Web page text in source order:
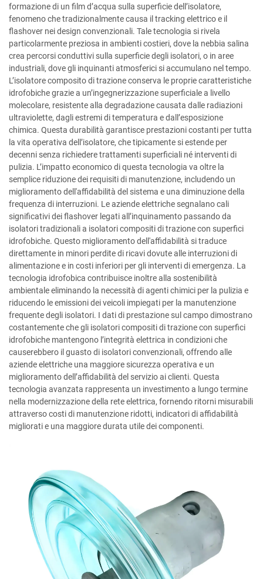
formazione di un film d’acqua sulla superficie dell’isolatore,
fenomeno che tradizionalmente causa il tracking elettrico e il
flashover nei design convenzionali. Tale tecnologia si rivela
particolarmente preziosa in ambienti costieri, dove la nebbia salina
crea percorsi conduttivi sulla superficie degli isolatori, o in aree
industriali, dove gli inquinanti atmosferici si accumulano nel tempo.
L’isolatore composito di trazione conserva le proprie caratteristiche
idrofobiche grazie a un’ingegnerizzazione superficiale a livello
molecolare, resistente alla degradazione causata dalle radiazioni
ultraviolette, dagli estremi di temperatura e dall’esposizione
chimica. Questa durabilità garantisce prestazioni costanti per tutta
la vita operativa dell’isolatore, che tipicamente si estende per
decenni senza richiedere trattamenti superficiali né interventi di
pulizia. L’impatto economico di questa tecnologia va oltre la
semplice riduzione dei requisiti di manutenzione, includendo un
miglioramento dell'affidabilità del sistema e una diminuzione della
frequenza di interruzioni. Le aziende elettriche segnalano cali
significativi dei flashover legati all’inquinamento passando da
isolatori tradizionali a isolatori compositi di trazione con superfici
idrofobiche. Questo miglioramento dell'affidabilità si traduce
direttamente in minori perdite di ricavi dovute alle interruzioni di
alimentazione e in costi inferiori per gli interventi di emergenza. La
tecnologia idrofobica contribuisce inoltre alla sostenibilità
ambientale eliminando la necessità di agenti chimici per la pulizia e
riducendo le emissioni dei veicoli impiegati per la manutenzione
frequente degli isolatori. I dati di prestazione sul campo dimostrano
costantemente che gli isolatori compositi di trazione con superfici
idrofobiche mantengono l’integrità elettrica in condizioni che
causerebbero il guasto di isolatori convenzionali, offrendo alle
aziende elettriche una maggiore sicurezza operativa e un
miglioramento dell’affidabilità del servizio ai clienti. Questa
tecnologia avanzata rappresenta un investimento a lungo termine
nella modernizzazione della rete elettrica, fornendo ritorni misurabili
attraverso costi di manutenzione ridotti, indicatori di affidabilità
migliorati e una maggiore durata utile dei componenti.